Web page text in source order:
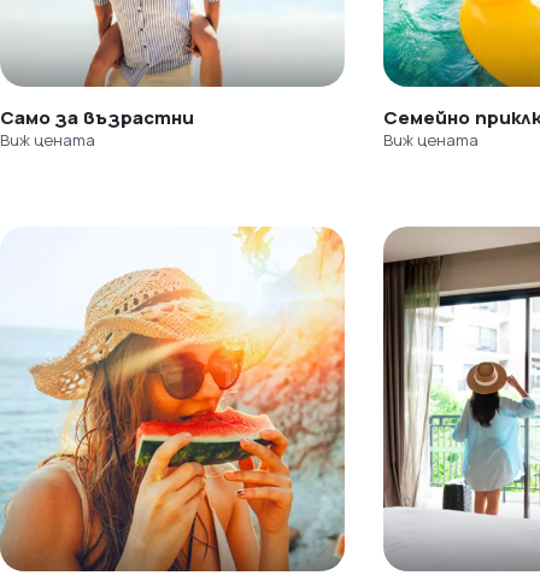
Само за възрастни
Виж цената
Семейно
Виж цената